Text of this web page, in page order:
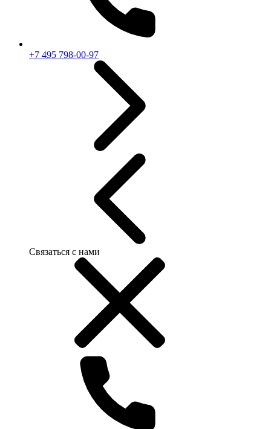
+7 495 798-00-97
Связаться с нами